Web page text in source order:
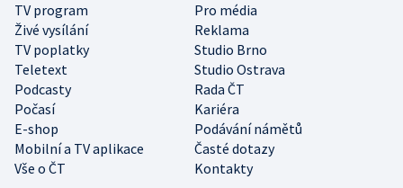
TV program
Pro média
Živé vysílání
Reklama
TV poplatky
Studio Brno
Teletext
Studio Ostrava
Podcasty
Rada ČT
Počasí
Kariéra
E-shop
Podávání námětů
Mobilní a TV aplikace
Časté dotazy
Vše o ČT
Kontakty